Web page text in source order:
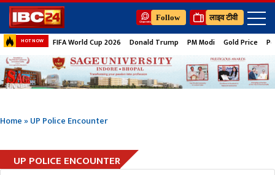
Follow लाइव टीवी
HOT NOW FIFA World Cup 2026 Donald Trump PM Modi Gold Price
Home»UP Police Encounter
UP POLICE ENCOUNTER